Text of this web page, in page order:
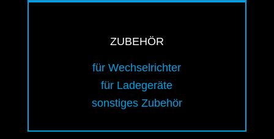
ZUBEHÖR
für Wechselrichter
für Ladegeräte
sonstiges Zubehör